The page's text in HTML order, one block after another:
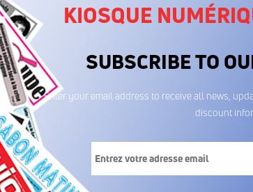
La Loupe 23/02/2026
600FCFA 600FCFA
KIOSQUE
SUBSCRIBE TO
Enter your email address to receive all news,
discount